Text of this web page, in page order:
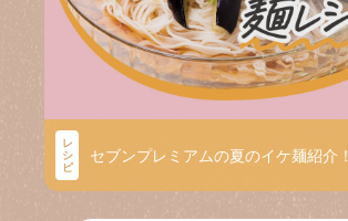
レ
シ
ピ
セブンプレミアムの夏のイケ麺紹介！